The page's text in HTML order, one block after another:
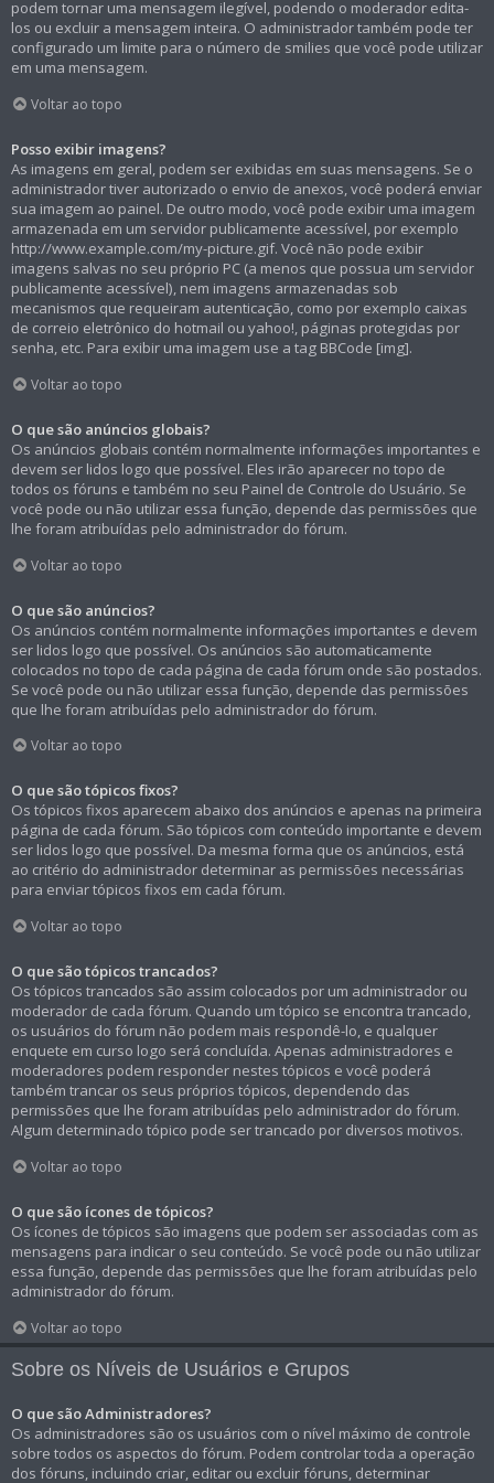
podem tornar uma mensagem ilegível, podendo o moderador edita-
los ou excluir a mensagem inteira. O administrador também pode ter
configurado um limite para o número de smilies que você pode utilizar
em uma mensagem.
Voltar ao topo
Posso exibir imagens?
As imagens em geral, podem ser exibidas em suas mensagens. Se o
administrador tiver autorizado o envio de anexos, você poderá enviar
sua imagem ao painel. De outro modo, você pode exibir uma imagem
armazenada em um servidor publicamente acessível, por exemplo
http://www.example.com/my-picture.gif. Você não pode exibir
imagens salvas no seu próprio PC (a menos que possua um servidor
publicamente acessível), nem imagens armazenadas sob
mecanismos que requeiram autenticação, como por exemplo caixas
de correio eletrônico do hotmail ou yahoo!, páginas protegidas por
senha, etc. Para exibir uma imagem use a tag BBCode [img].
Voltar ao topo
O que são anúncios globais?
Os anúncios globais contém normalmente informações importantes e
devem ser lidos logo que possível. Eles irão aparecer no topo de
todos os fóruns e também no seu Painel de Controle do Usuário. Se
você pode ou não utilizar essa função, depende das permissões que
lhe foram atribuídas pelo administrador do fórum.
Voltar ao topo
O que são anúncios?
Os anúncios contém normalmente informações importantes e devem
ser lidos logo que possível. Os anúncios são automaticamente
colocados no topo de cada página de cada fórum onde são postados.
Se você pode ou não utilizar essa função, depende das permissões
que lhe foram atribuídas pelo administrador do fórum.
Voltar ao topo
O que são tópicos fixos?
Os tópicos fixos aparecem abaixo dos anúncios e apenas na primeira
página de cada fórum. São tópicos com conteúdo importante e devem
ser lidos logo que possível. Da mesma forma que os anúncios, está
ao critério do administrador determinar as permissões necessárias
para enviar tópicos fixos em cada fórum.
Voltar ao topo
O que são tópicos trancados?
Os tópicos trancados são assim colocados por um administrador ou
moderador de cada fórum. Quando um tópico se encontra trancado,
os usuários do fórum não podem mais respondê-lo, e qualquer
enquete em curso logo será concluída. Apenas administradores e
moderadores podem responder nestes tópicos e você poderá
também trancar os seus próprios tópicos, dependendo das
permissões que lhe foram atribuídas pelo administrador do fórum.
Algum determinado tópico pode ser trancado por diversos motivos.
Voltar ao topo
O que são ícones de tópicos?
Os ícones de tópicos são imagens que podem ser associadas com as
mensagens para indicar o seu conteúdo. Se você pode ou não utilizar
essa função, depende das permissões que lhe foram atribuídas pelo
administrador do fórum.
Voltar ao topo
Sobre os Níveis de Usuários e Grupos
O que são Administradores?
Os administradores são os usuários com o nível máximo de controle
sobre todos os aspectos do fórum. Podem controlar toda a operação
dos fóruns, incluindo criar, editar ou excluir fóruns, determinar